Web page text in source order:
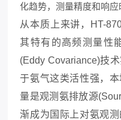
化趋势，测量精度和响应
从本质上来讲，HT-
其特有的高频测量性
(Eddy Covariance)技
于氨气这类活性强，
量是观测氨排放源
渐成为国际上对氨观